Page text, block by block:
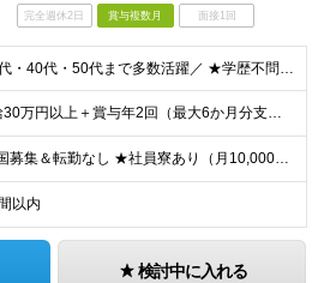
完全週休2日 賞与複数月 面接1回
＼30代・40代・50代まで多数活躍／ ★学歴不問 ★何かしらの営業経験をお持ちの方（経験年数・業界不問） 社会保険や労務の知識は必要ありません。 業界未経験からスタートできます！ ＜仕事のやりが
■月給30万円以上＋賞与年2回（最大6か月分支給実績あり）＋インセンティブ ★インセンティブ毎月支給 └最大で30～65万円を獲得する社員も └入社5年未満の社員の月平均インセンティブ15万円 ★社
★全国募集＆転勤なし ★社員寮あり（月10,000円～） ※勤務地による ★直行直帰OK ★車・自転車・バイク通勤OK ※一部事務所 【北海道・東北】 札幌事務所、仙台事務所 【関東】 大宮事務所
以内
検討中に入れる